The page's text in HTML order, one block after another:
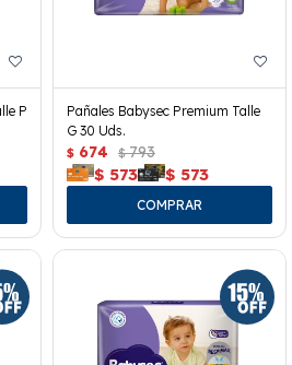
P
Pañales Babysec Premium Talle
G 30 Uds.
$ 674 $ 793
$ 573 $ 573